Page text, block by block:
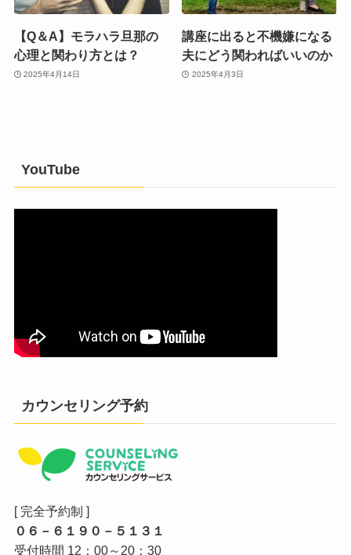
【Q＆A】モラハラ旦那の
心理と関わり方とは？
2025年4月14日
講座に出ると不機嫌になる
夫にどう関わればいいのか
2025年4月3日
YouTube
カウンセリング予約
[ 完全予約制 ]
０６－６１９０－５１３１
受付時間 12：00～20：30